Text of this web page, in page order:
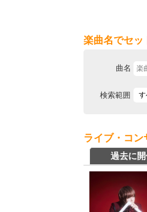
楽曲名でセッ
曲名
検索範囲
ライブ・コン
過去に